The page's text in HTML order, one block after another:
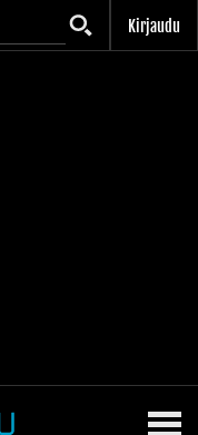
Kirjaudu